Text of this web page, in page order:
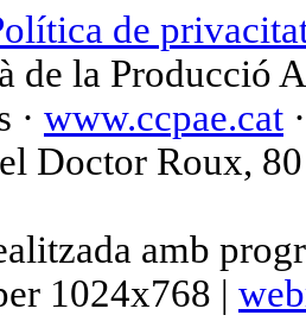
de
de la Producció
· www.ccpae.cat
Doctor Roux,
amb
1024x768 |